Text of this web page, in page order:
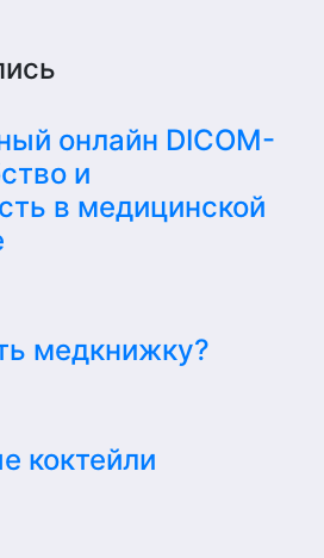
онлайн DICOM-
и
в медицинской
медкнижку?
коктейли